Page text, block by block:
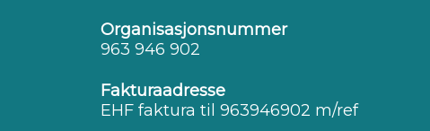
Organisasjonsnummer
963 946 902
Fakturaadresse
EHF faktura til 963946902 m/ref